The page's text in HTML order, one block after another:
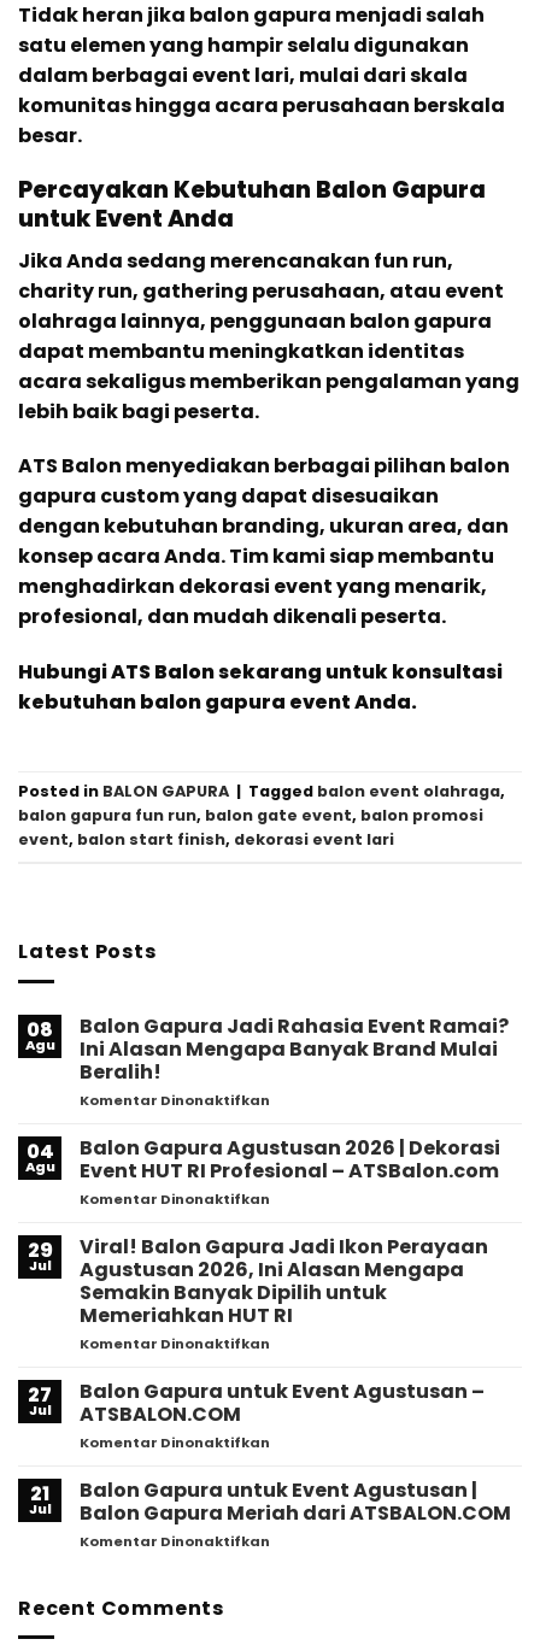
Tidak heran jika balon gapura menjadi salah
satu elemen yang hampir selalu digunakan
dalam berbagai event lari, mulai dari skala
komunitas hingga acara perusahaan berskala
besar.
Percayakan Kebutuhan Balon Gapura
untuk Event Anda
Jika Anda sedang merencanakan fun run,
charity run, gathering perusahaan, atau event
olahraga lainnya, penggunaan balon gapura
dapat membantu meningkatkan identitas
acara sekaligus memberikan pengalaman yang
lebih baik bagi peserta.
ATS Balon menyediakan berbagai pilihan balon
gapura custom yang dapat disesuaikan
dengan kebutuhan branding, ukuran area, dan
konsep acara Anda. Tim kami siap membantu
menghadirkan dekorasi event yang menarik,
profesional, dan mudah dikenali peserta.
Hubungi ATS Balon sekarang untuk konsultasi
kebutuhan balon gapura event Anda.
Posted in BALON GAPURA | Tagged balon event olahraga,
balon gapura fun run, balon gate event, balon promosi
event, balon start finish, dekorasi event lari
Latest Posts
08
Agu
Balon Gapura Jadi Rahasia Event Ramai?
Ini Alasan Mengapa Banyak Brand Mulai
Beralih!
Komentar Dinonaktifkan
Gapura
Jadi
Rahasia
Ini
Alasan
Mengapa
Banyak
Brand
04
Agu
Balon Gapura Agustusan 2026 | Dekorasi
Event HUT RI Profesional – ATSBalon.com
Komentar Dinonaktifkan
Gapura
Agustusan
2026
|
Dekorasi
RI
Profesional
29
Jul
Viral! Balon Gapura Jadi Ikon Perayaan
Agustusan 2026, Ini Alasan Mengapa
Semakin Banyak Dipilih untuk
Memeriahkan HUT RI
Komentar Dinonaktifkan
Balon
Gapura
Agustusan
2026,
27
Jul
Balon Gapura untuk Event Agustusan –
ATSBALON.COM
Komentar Dinonaktifkan
Gapura
untuk
Event
21
Jul
Balon Gapura untuk Event Agustusan |
Balon Gapura Meriah dari ATSBALON.COM
Komentar Dinonaktifkan
Recent Comments